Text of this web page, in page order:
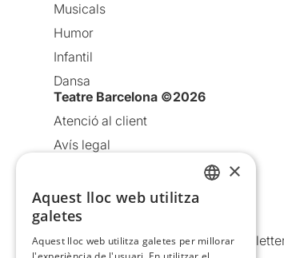
Musicals
Humor
Infantil
Dansa
Teatre Barcelona ©2026
Atenció al client
Avís legal
Política de cookies
Condicions d’ús
Comunicacions comercials i
×
Aquest lloc web utilitza
galetes
Aquest lloc web utilitza galetes per millorar